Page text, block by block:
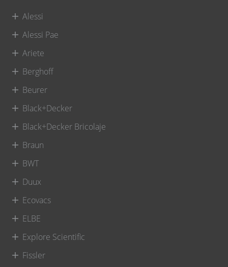
Alessi
Alessi Pae
Ariete
Berghoff
Beurer
Black+Decker
Black+Decker Bricolaje
Braun
BWT
Duux
Ecovacs
ELBE
Explore Scientific
Fissler